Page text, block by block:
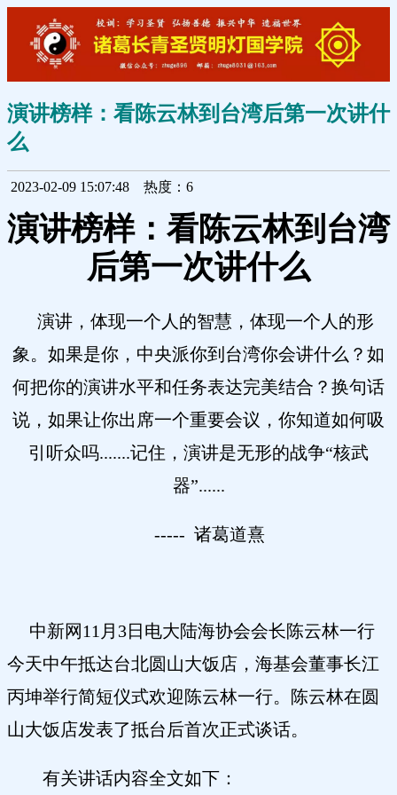
演讲榜样：看陈云林到台湾后第一次讲什
么
2023-02-09 15:07:48 热度：6
演讲榜样：看陈云林到台湾
后第一次讲什么
演讲，体现一个人的智慧，体现一个人的形
象。如果是你，中央派你到台湾你会讲什么？如
何把你的演讲水平和任务表达完美结合？换句话
说，如果让你出席一个重要会议，你知道如何吸
引听众吗.......记住，演讲是无形的战争“核武
器”......
----- 诸葛道熹
中新网11月3日电大陆海协会会长陈云林一行
今天中午抵达台北圆山大饭店，海基会董事长江
丙坤举行简短仪式欢迎陈云林一行。陈云林在圆
山大饭店发表了抵台后首次正式谈话。
有关讲话内容全文如下：